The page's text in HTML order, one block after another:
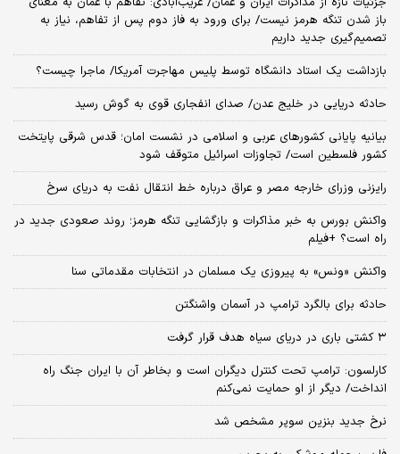
باز شدن تنگه هرمز نیست/ برای ورود به فاز دوم پس از تفاهم، نیاز به
تصمیم‌گیری جدید داریم
بازداشت یک استاد دانشگاه توسط پلیس مهاجرت آمریکا/ ماجرا چیست؟
حادثه دریایی در خلیج عدن/ صدای انفجاری قوی به گوش رسید
بیانیه پایانی کشورهای عربی و اسلامی در نشست امان؛ قدس شرقی پایتخت
کشور فلسطین است/ تجاوزات اسرائیل متوقف شود
رایزنی وزرای خارجه مصر و عراق درباره خط انتقال نفت به دریای سرخ
واکنش بورس به خبر مذاکرات و بازگشایی تنگه هرمز؛ روند صعودی جدید در
راه است؟ +فیلم
واکنش «ونس» به پیروزی یک مسلمان در انتخابات مقدماتی سنا
حادثه برای بالگرد ترامپ در آسمان واشنگتن
۳ کشتی باری در دریای سیاه هدف قرار گرفت
کارلسون: ترامپ تحت کنترل دیگران است و بخاطر آن با ایران جنگ راه
انداخت/ دیگر از او حمایت نمی‌کنم
نرخ جدید بنزین سوپر مشخص شد